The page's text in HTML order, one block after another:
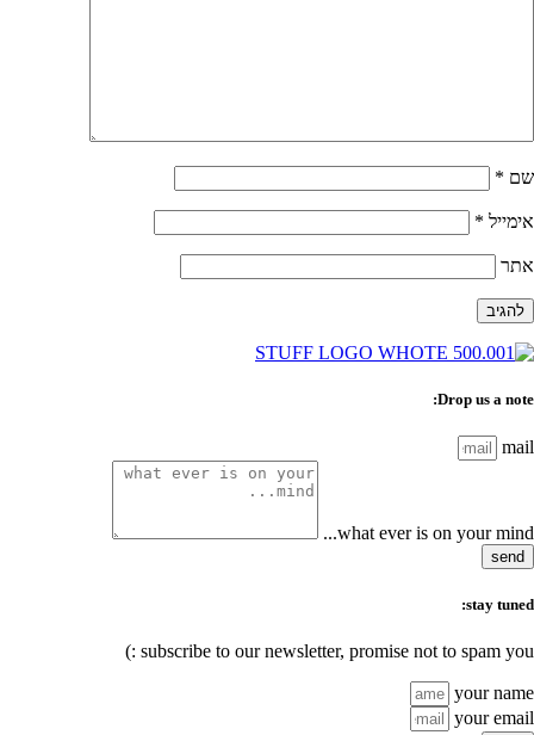
שם *
אימייל *
אתר
Drop us a note:
mail
what ever is on your mind...
send
stay tuned:
subscribe to our newsletter, promise not to spam you :)
your name
your email